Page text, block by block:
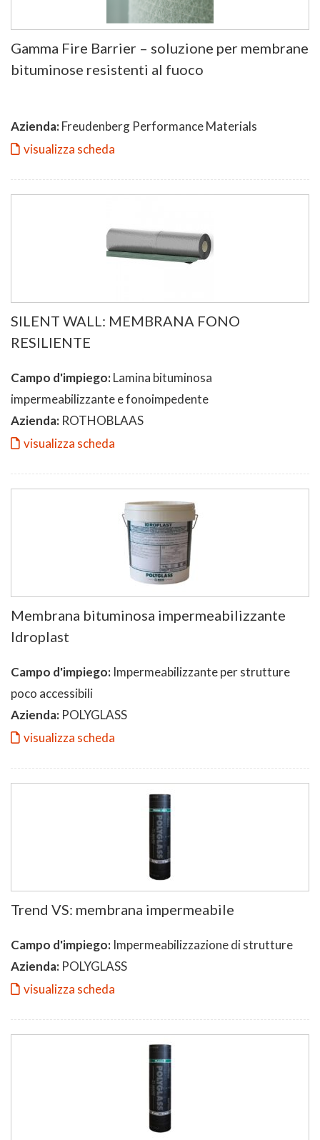
Gamma Fire Barrier – soluzione per membrane
bituminose resistenti al fuoco
Azienda:Freudenberg Performance Materials
visualizza scheda
SILENT WALL: MEMBRANA FONO
RESILIENTE
Campo d'impiego:Lamina bituminosa
impermeabilizzante e fonoimpedente
Azienda: ROTHOBLAAS
visualizza scheda
Membrana bituminosa impermeabilizzante
Idroplast
Campo d'impiego: Impermeabilizzante per strutture
poco accessibili
Azienda: POLYGLASS
visualizza scheda
Trend VS: membrana impermeabile
Campo d'impiego: Impermeabilizzazione di strutture
Azienda: POLYGLASS
visualizza scheda